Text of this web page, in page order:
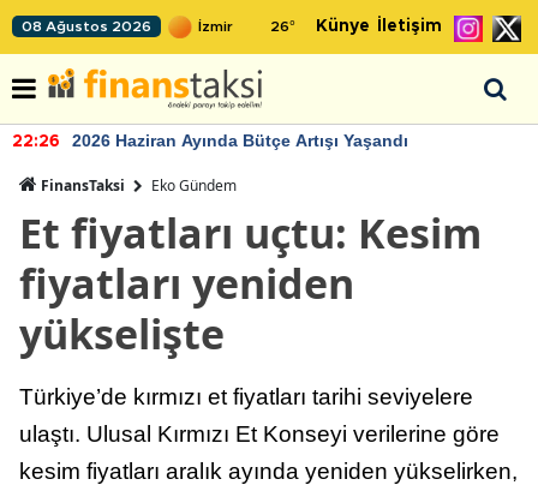
08 Ağustos 2026 26° Künye İletişim
22:26 2026 Haziran Ayında Bütçe Artışı Yaşandı
FinansTaksi Eko Gündem
Et fiyatları uçtu: Kesim
fiyatları yeniden
yükselişte
Türkiye’de kırmızı et fiyatları tarihi seviyelere
ulaştı. Ulusal Kırmızı Et Konseyi verilerine göre
kesim fiyatları aralık ayında yeniden yükselirken,